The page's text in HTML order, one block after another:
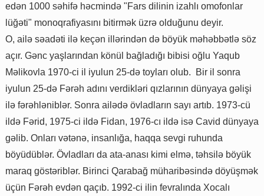
edən 1000 səhifə həcmində "Fars dilinin izahlı omofonlar
lüğəti" monoqrafiyasını bitirmək üzrə olduğunu deyir.
O, ailə səadəti ilə keçən illərindən də böyük məhəbbətlə söz
açır. Gənc yaşlarından könül bağladığı bibisi oğlu Yaqub
Məlikovla 1970-ci il iyulun 25-də toyları olub. Bir il sonra
iyulun 25-də Fərəh adını verdikləri qızlarının dünyaya gəlişi
ilə fərəhləniblər. Sonra ailədə övladların sayı artıb. 1973-cü
ildə Fərid, 1975-ci ildə Fidan, 1976-cı ildə isə Cavid dünyaya
gəlib. Onları vətənə, insanlığa, haqqa sevgi ruhunda
böyüdüblər. Övladları da ata-anası kimi elmə, təhsilə böyük
maraq göstəriblər. Birinci Qarabağ müharibəsində döyüşmək
üçün Fərəh evdən qaçıb. 1992-ci ilin fevralında Xocalı